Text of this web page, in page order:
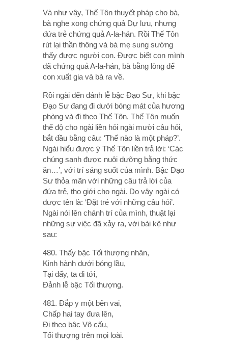
Và như vậy, Thế Tôn thuyết pháp cho bà,
bà nghe xong chứng quả Dự lưu, nhưng
đứa trẻ chứng quả A-la-hán. Rồi Thế Tôn
rút lại thần thông và bà mẹ sung sướng
thấy được người con. Ðược biết con mình
đã chứng quả A-la-hán, bà bằng lòng để
con xuất gia và bà ra về.
Rồi ngài đến đảnh lễ bậc Ðạo Sư, khi bậc
Ðạo Sư đang đi dưới bóng mát của hương
phòng và đi theo Thế Tôn. Thế Tôn muốn
thế độ cho ngài liền hỏi ngài mười câu hỏi,
bắt đầu bằng câu: ‘Thế nào là một pháp?’.
Ngài hiểu được ý Thế Tôn liền trả lời: ‘Các
chúng sanh được nuôi dưỡng bằng thức
ăn…’, với trí sáng suốt của mình. Bậc Ðạo
Sư thỏa mãn với những câu trả lời của
đứa trẻ, thọ giới cho ngài. Do vậy ngài có
được tên là: ‘Ðặt trẻ với những câu hỏi’.
Ngài nói lên chánh trí của mình, thuật lại
những sự việc đã xảy ra, với bài kệ như
sau:
480. Thấy bậc Tối thượng nhân,
Kinh hành dưới bóng lầu,
Tại đấy, ta đi tới,
Ðảnh lễ bậc Tối thượng.
481. Ðắp y một bên vai,
Chấp hai tay đưa lên,
Ði theo bậc Vô cấu,
Tối thượng trên mọi loài.